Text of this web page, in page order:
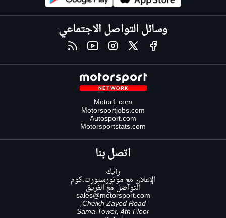
وسائل التواصل الاجتماعي
Motor1.com
Motorsportjobs.com
Autosport.com
Motorsportstats.com
اتصل بنا
رأيك
الإعلان مع موتورسبورت.كوم
التواصل مع الفريق
sales@motorsport.com
Cheikh Zayed Road,
Sama Tower, 4th Floor